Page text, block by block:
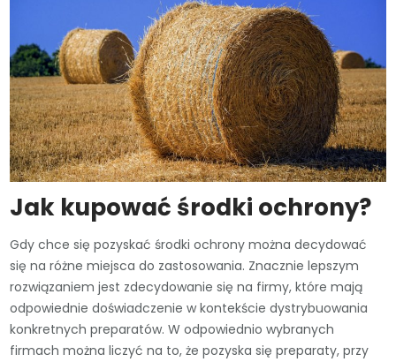
Jak kupować środki ochrony?
Gdy chce się pozyskać środki ochrony można decydować
się na różne miejsca do zastosowania. Znacznie lepszym
rozwiązaniem jest zdecydowanie się na firmy, które mają
odpowiednie doświadczenie w kontekście dystrybuowania
konkretnych preparatów. W odpowiednio wybranych
firmach można liczyć na to, że pozyska się preparaty, przy